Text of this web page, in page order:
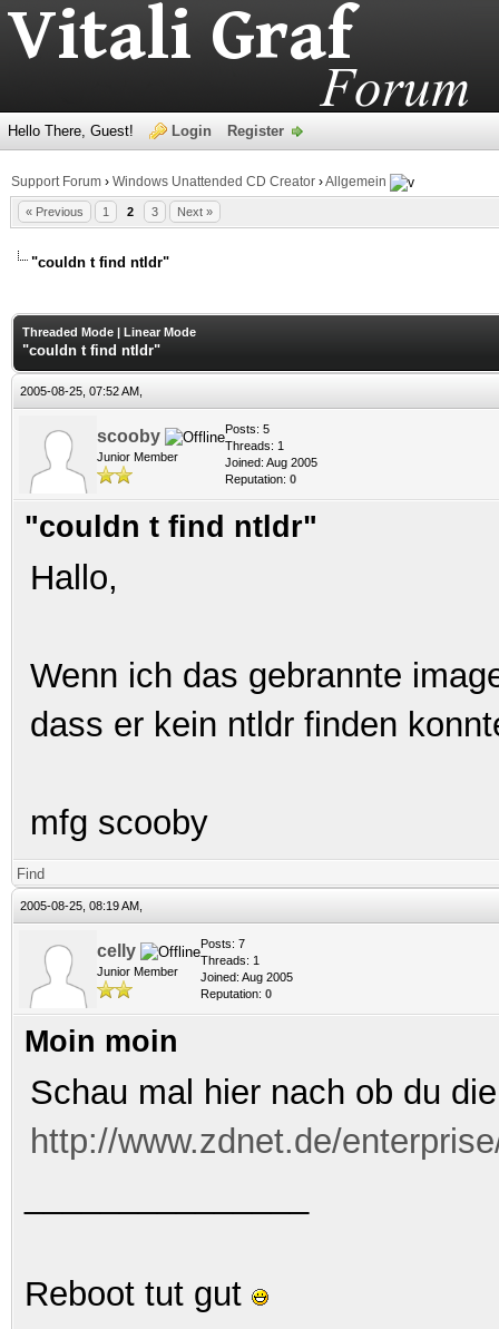
Hello There, Guest! Login Register
Support Forum › Windows Unattended CD Creator ›Allgemein
« Previous 1 2 3 Next »
"couldn t find ntldr"
Threaded Mode | Linear Mode
"couldn t find ntldr"
2005-08-25, 07:52 AM,
scooby
Junior Member
Posts: 5
Threads: 1
Joined: Aug 2005
Reputation: 0
"couldn t find ntldr"
Hallo,
Wenn ich das gebrannte
dass er kein ntldr finden
mfg scooby
Find
2005-08-25, 08:19 AM,
celly
Junior Member
Posts: 7
Threads: 1
Joined: Aug 2005
Reputation: 0
Moin moin
Schau mal hier nach ob du
http://www.zdnet.de/
Reboot tut gut